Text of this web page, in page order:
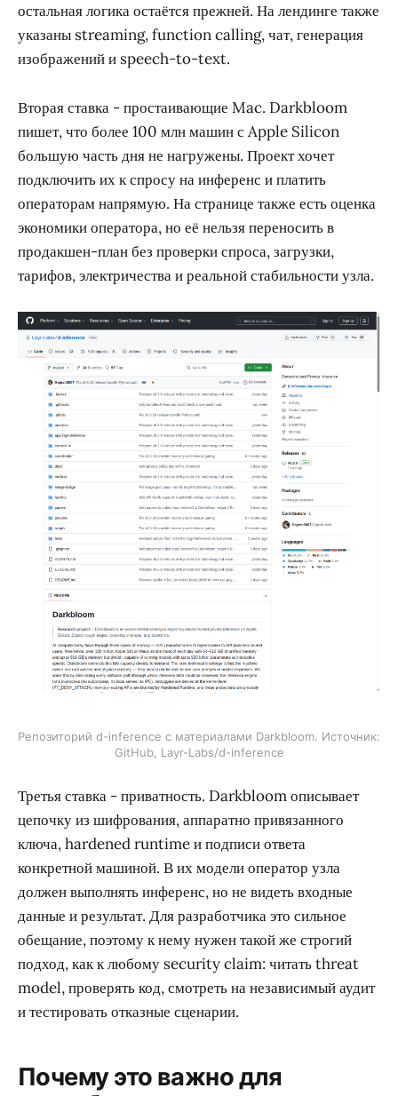
остальная логика остаётся прежней. На лендинге также
указаны streaming, function calling, чат, генерация
изображений и speech-to-text.
Вторая ставка - простаивающие Mac. Darkbloom
пишет, что более 100 млн машин с Apple Silicon
большую часть дня не нагружены. Проект хочет
подключить их к спросу на инференс и платить
операторам напрямую. На странице также есть оценка
экономики оператора, но её нельзя переносить в
продакшен-план без проверки спроса, загрузки,
тарифов, электричества и реальной стабильности узла.
Репозиторий d-inference с материалами Darkbloom. Источник:
GitHub, Layr-Labs/d-inference
Третья ставка - приватность. Darkbloom описывает
цепочку из шифрования, аппаратно привязанного
ключа, hardened runtime и подписи ответа
конкретной машиной. В их модели оператор узла
должен выполнять инференс, но не видеть входные
данные и результат. Для разработчика это сильное
обещание, поэтому к нему нужен такой же строгий
подход, как к любому security claim: читать threat
model, проверять код, смотреть на независимый аудит
и тестировать отказные сценарии.
Почему это важно для